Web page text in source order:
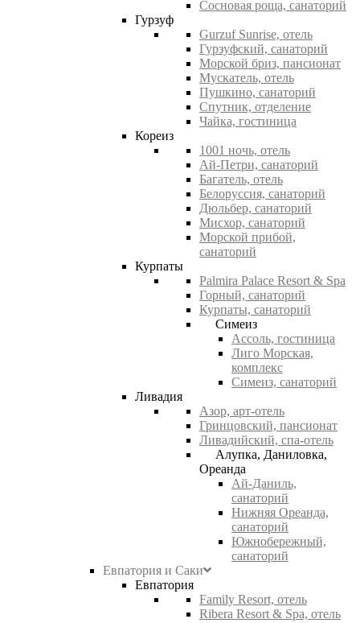
Сосновая роща, санаторий
Гурзуф
Gurzuf Sunrise, отель
Гурзуфский, санаторий
Морской бриз, пансионат
Мускатель, отель
Пушкино, санаторий
Спутник, отделение
Чайка, гостиница
Кореиз
1001 ночь, отель
Ай-Петри, санаторий
Багатель, отель
Белоруссия, санаторий
Дюльбер, санаторий
Мисхор, санаторий
Морской прибой,
санаторий
Курпаты
Palmira Palace Resort & Spa
Горный, санаторий
Курпаты, санаторий
Симеиз
Ассоль, гостиница
Лиго Морская,
комплекс
Симеиз, санаторий
Ливадия
Азор, арт-отель
Гринцовский, пансионат
Ливадийский, спа-отель
Алупка, Даниловка,
Ореанда
Ай-Даниль,
санаторий
Нижняя Ореанда,
санаторий
Южнобережный,
санаторий
Евпатория и Саки
Евпатория
Family Resort, отель
Ribera Resort & Spa, отель